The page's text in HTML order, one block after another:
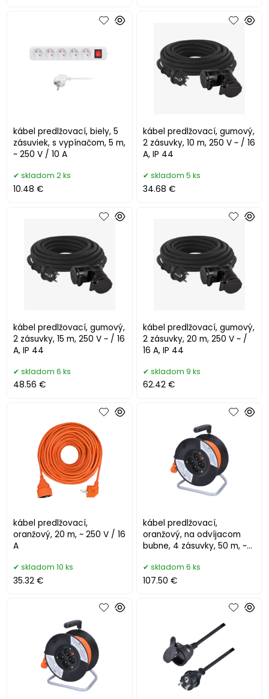
kábel predlžovací, biely, 5
zásuviek, s vypínačom, 5 m,
~ 250 V / 10 A
skladom 2 ks
10.48 €
kábel predlžovací, gumový,
2 zásuvky, 10 m, 250 V ~ / 16
A, IP 44
skladom 5 ks
34.68 €
kábel predlžovací, gumový,
2 zásuvky, 15 m, 250 V ~ / 16
A, IP 44
skladom 6 ks
48.56 €
kábel predlžovací, gumový,
2 zásuvky, 20 m, 250 V ~ /
16 A, IP 44
skladom 9 ks
62.42 €
kábel predlžovací,
oranžový, 20 m, ~ 250 V / 16
A
skladom 10 ks
35.32 €
kábel predlžovací,
oranžový, na odvíjacom
bubne, 4 zásuvky, 50 m, ~
skladom 6 ks
107.50 €